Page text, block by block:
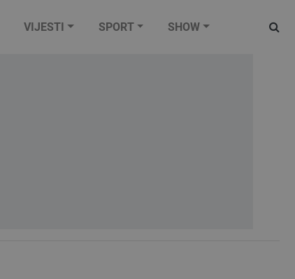
VIJESTI SPORT SHOW